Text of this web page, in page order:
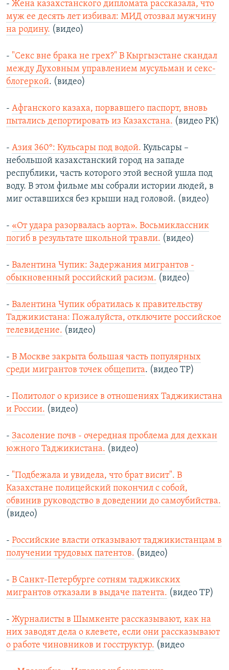
- Жена казахстанского дипломата рассказала, что
муж ее десять лет избивал: МИД отозвал мужчину
на родину. (видео)
- "Секс вне брака не грех?" В Кыргызстане скандал
между Духовным управлением мусульман и секс-
блогеркой. (видео)
- Афганского казаха, порвавшего паспорт, вновь
пытались депортировать из Казахстана. (видео РК)
- Азия 360°: Кульсары под водой. Кульсары –
небольшой казахстанский город на западе
республики, часть которого этой весной ушла под
воду. В этом фильме мы собрали истории людей, в
миг оставшихся без крыши над головой. (видео)
- «От удара разорвалась аорта». Восьмиклассник
погиб в результате школьной травли. (видео)
- Валентина Чупик: Задержания мигрантов -
обыкновенный российский расизм. (видео)
- Валентина Чупик обратилась к правительству
Таджикистана: Пожалуйста, отключите российское
телевидение. (видео)
- В Москве закрыта большая часть популярных
среди мигрантов точек общепита. (видео ТР)
- Политолог о кризисе в отношениях Таджикистана
и России. (видео)
- Засоление почв - очередная проблема для дехкан
южного Таджикистана. (видео)
- "Подбежала и увидела, что брат висит". В
Казахстане полицейский покончил с собой,
обвинив руководство в доведении до самоубийства.
(видео)
- Российские власти отказывают таджикистанцам в
получении трудовых патентов. (видео)
- В Санкт-Петербурге сотням таджикских
мигрантов отказали в выдаче патента. (видео ТР)
- Журналисты в Шымкенте рассказывают, как на
них заводят дела о клевете, если они рассказывают
о работе чиновников и госструктур. (видео